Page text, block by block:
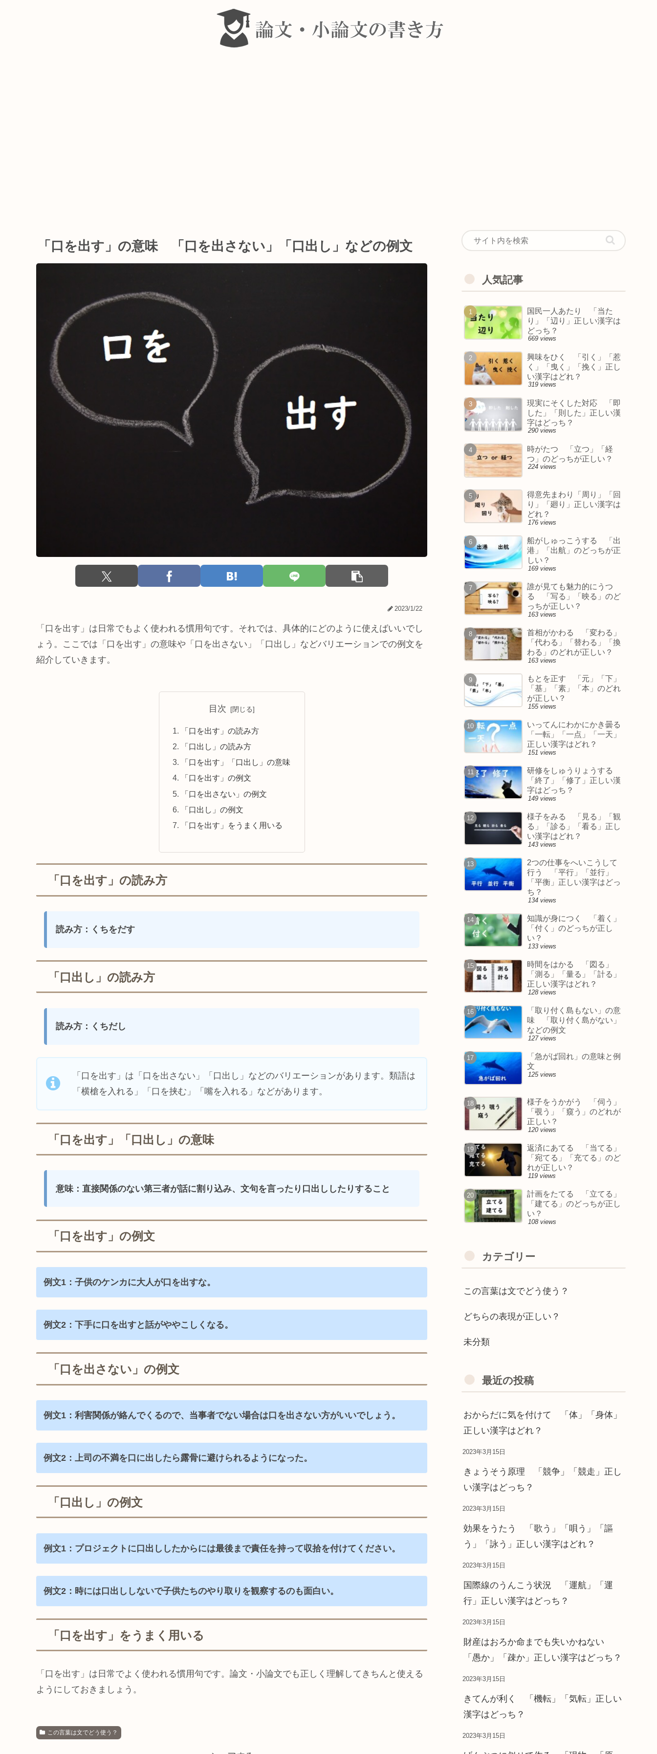
「口を出す」の意味 「口を出さない」「口出し」などの例文
2023/1/22
「口を出す」は日常でもよく使われる慣用句です。それでは、具体的にどのように使えばいいでし
ょう。ここでは「口を出す」の意味や「口を出さない」「口出し」などバリエーションでの例文を
紹介していきます。
目次
「口を出す」の読み方
「口出し」の読み方
「口を出す」「口出し」の意味
「口を出す」の例文
「口を出さない」の例文
「口出し」の例文
「口を出す」をうまく用いる
「口を出す」の読み方
読み方：くちをだす
「口出し」の読み方
読み方：くちだし
「口を出す」は「口を出さない」「口出し」などのバリエーションがあります。類語は
「横槍を入れる」「口を挟む」「嘴を入れる」などがあります。
「口を出す」「口出し」の意味
意味：直接関係のない第三者が話に割り込み、文句を言ったり口出ししたりすること
「口を出す」の例文
例文1：子供のケンカに大人が口を出すな。
例文2：下手に口を出すと話がややこしくなる。
「口を出さない」の例文
例文1：利害関係が絡んでくるので、当事者でない場合は口を出さない方がいいでしょう。
例文2：上司の不満を口に出したら露骨に避けられるようになった。
「口出し」の例文
例文1：プロジェクトに口出ししたからには最後まで責任を持って収拾を付けてください。
例文2：時には口出ししないで子供たちのやり取りを観察するのも面白い。
「口を出す」をうまく用いる
「口を出す」は日常でよく使われる慣用句です。論文・小論文でも正しく理解してきちんと使える
ようにしておきましょう。
この言葉は文でどう使う？
人気記事
国民一人あたり 「当た
り」「辺り」正しい漢字は
どっち？
669 views
興味をひく 「引く」「惹
く」「曳く」「挽く」正し
い漢字はどれ？
319 views
現実にそくした対応 「即
した」「則した」正しい漢
字はどっち？
290 views
時がたつ 「立つ」「経
つ」のどっちが正しい？
224 views
得意先まわり「周り」「回
り」「廻り」正しい漢字は
どれ？
176 views
船がしゅっこうする 「出
港」「出航」のどっちが正
しい？
169 views
誰が見ても魅力的にうつ
る 「写る」「映る」のど
っちが正しい？
163 views
首相がかわる 「変わる」
「代わる」「替わる」「換
わる」のどれが正しい？
163 views
もとを正す 「元」「下」
「基」「素」「本」のどれ
が正しい？
155 views
いってんにわかにかき曇る
「一転」「一点」「一天」
正しい漢字はどれ？
151 views
研修をしゅうりょうする
「終了」「修了」正しい漢
字はどっち？
149 views
様子をみる 「見る」「観
る」「診る」「看る」正し
い漢字はどれ？
143 views
2つの仕事をへいこうして
行う 「平行」「並行」
「平衡」正しい漢字はどっ
ち？
134 views
知識が身につく 「着く」
「付く」のどっちが正し
い？
133 views
時間をはかる 「図る」
「測る」「量る」「計る」
正しい漢字はどれ？
128 views
「取り付く島もない」の意
味 「取り付く島がない」
などの例文
127 views
「急がば回れ」の意味と例
文
125 views
様子をうかがう 「伺う」
「覗う」「窺う」のどれが
正しい？
120 views
返済にあてる 「当てる」
「宛てる」「充てる」のど
れが正しい？
119 views
計画をたてる 「立てる」
「建てる」のどっちが正し
い？
108 views
カテゴリー
この言葉は文でどう使う？
どちらの表現が正しい？
未分類
最近の投稿
おからだに気を付けて 「体」「身体」
正しい漢字はどれ？
2023年3月15日
きょうそう原理 「競争」「競走」正し
い漢字はどっち？
2023年3月15日
効果をうたう 「歌う」「唄う」「謳
う」「詠う」正しい漢字はどれ？
2023年3月15日
国際線のうんこう状況 「運航」「運
行」正しい漢字はどっち？
2023年3月15日
財産はおろか命までも失いかねない
「愚か」「疎か」正しい漢字はどっち？
2023年3月15日
きてんが利く 「機転」「気転」正しい
漢字はどっち？
2023年3月15日